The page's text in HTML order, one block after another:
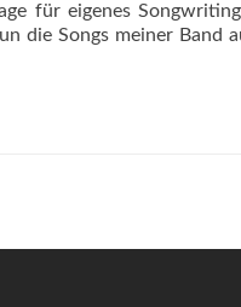
für eigenes
die Songs meiner Band